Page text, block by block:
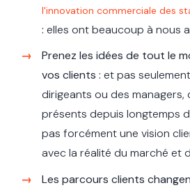
l'innovation commerciale des
: elles ont beaucoup à nous
Prenez les idées de tout le
vos clients : et pas
dirigeants ou des managers,
présents depuis longtemps
pas forcément une vision
avec la réalité du marché et
Les parcours clients